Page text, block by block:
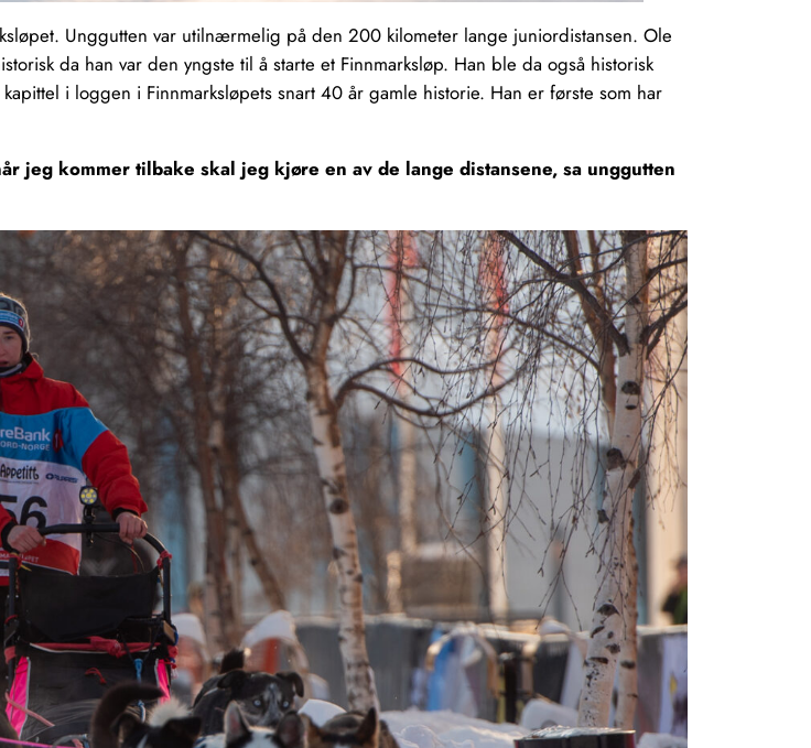
Unggutten var utilnærmelig på den 200 kilometer lange juniordistansen. Ole
da han var den yngste til å starte et Finnmarksløp. Han ble da også historisk
i loggen i Finnmarksløpets snart 40 år gamle historie. Han er første som har
jeg kommer tilbake skal jeg kjøre en av de lange distansene, sa unggutten